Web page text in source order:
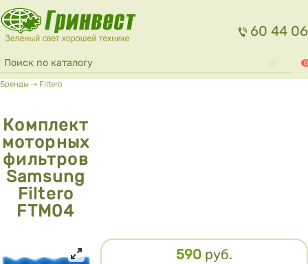
Перейти к основному содержанию
60 44 06
Форма поиска
Поиск 0
Вы здесь
Бренды ⇢ Filtero
Комплект
моторных
фильтров
Samsung
Filtero
FTM04
Цена
590 руб.